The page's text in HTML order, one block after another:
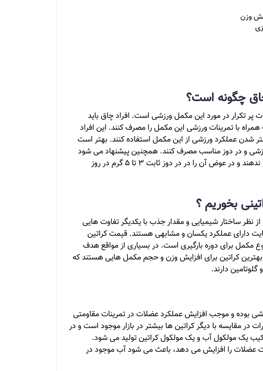
وزن
چگونه است؟
پر تکرار در مورد این مکمل ورزشی است. افراد چاق باید
با تمرینات ورزشی این مکمل را مصرف کنند. این افراد
شدن عملکرد ورزشی از این مکمل استفاده کنند. بهتر است
و در دوز مناسب مصرف کنند. همچنین پیشنهاد می شود
افرادی که اضافه وزن دارند دوره بارگیری را انجام ندهند و در عوض آن را در در دوز ثابت 3 تا 5 گرم در روز
بخوریم ؟
نظر ساختار شیمیایی و مقدار جذب با یکدیگر تفاوت هایی
دارای عملکرد یکسان و مشابهی هستند. قیمت کراتین
مکمل برای دوره بارگیری است. در بسیاری از مواقع هدف
کراتین برای افزایش وزن و حجم مکمل هایی هستند که
دارند.
بوده و موجب افزایش عملکرد عضلات در تمرینات مقاومتی
در مقایسه با دیگر کراتین ها بیشتر در بازار موجود است و در
ترکیب یک مولکول آب و یک مولکول کراتین تولید می شود.
عضلات را افزایش می دهد، باعث می شود آب موجود در